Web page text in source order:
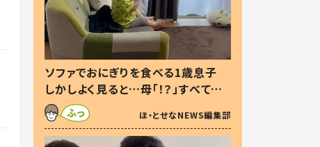
ソファでおにぎりを食べる1歳息子
しかしよく見ると…母「！？」すべてを
察した母の投稿に「可愛いから許
す！」「現行犯〜」
ほ・とせなNEWS編集部